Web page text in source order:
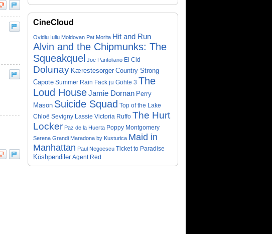
CineCloud
Ovidiu Iuliu Moldovan Pat Morita Hit and Run
Alvin and the Chipmunks: The
Squeakquel Joe Pantoliano El Cid
Dolunay Kærestesorger Country Strong
Capote Summer Rain Fack ju Göhte 3 The
Loud HouseJamie Dornan Perry
Mason Suicide Squad Top of the Lake
Chloë Sevigny
Lassie Victoria Ruffo The Hurt
Locker Paz de la Huerta Poppy Montgomery
Serena Grandi Maradona by Kusturica Maid in
Manhattan Paul Negoescu Ticket to Paradise
Köshpendiler Agent Red